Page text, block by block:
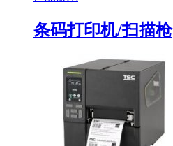
条码打印机/扫描枪